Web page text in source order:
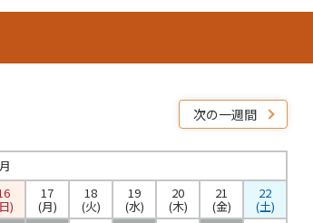
次の一週間
)
17
(月)
18
(火)
19
(水)
20
(木)
21
(金)
22
(土)